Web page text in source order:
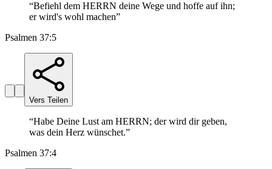
“Befiehl dem HERRN deine Wege und hoffe auf ihn;
er wird's wohl machen”
Psalmen 37:5
Vers Teilen
“Habe Deine Lust am HERRN; der wird dir geben,
was dein Herz wünschet.”
Psalmen 37:4